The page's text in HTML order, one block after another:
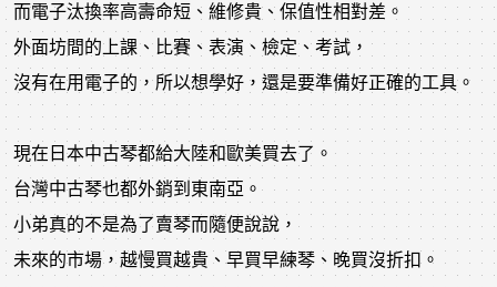
而電子汰換率高壽命短、維修貴、保值性相對差。
外面坊間的上課、比賽、表演、檢定、考試，
沒有在用電子的，所以想學好，還是要準備好正確的工具。
現在日本中古琴都給大陸和歐美買去了。
台灣中古琴也都外銷到東南亞。
小弟真的不是為了賣琴而隨便說說，
未來的市場，越慢買越貴、早買早練琴、晚買沒折扣。